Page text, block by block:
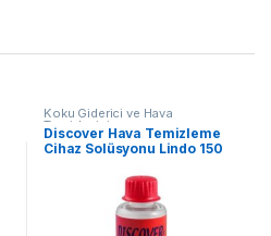
Koku Giderici ve Hava
Temizleyici
Discover Hava Temizleme
Cihaz Solüsyonu Lindo 150